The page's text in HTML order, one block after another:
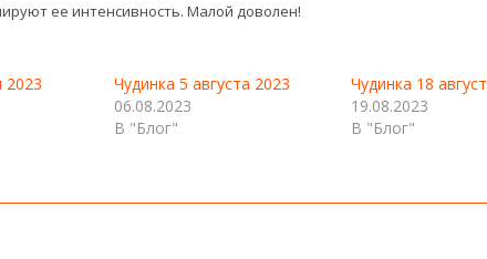
ее интенсивность. Малой доволен!
2023
Чудинка 5 августа 2023
06.08.2023
В "Блог"
Чудинка 18
19.08.2023
В "Блог"